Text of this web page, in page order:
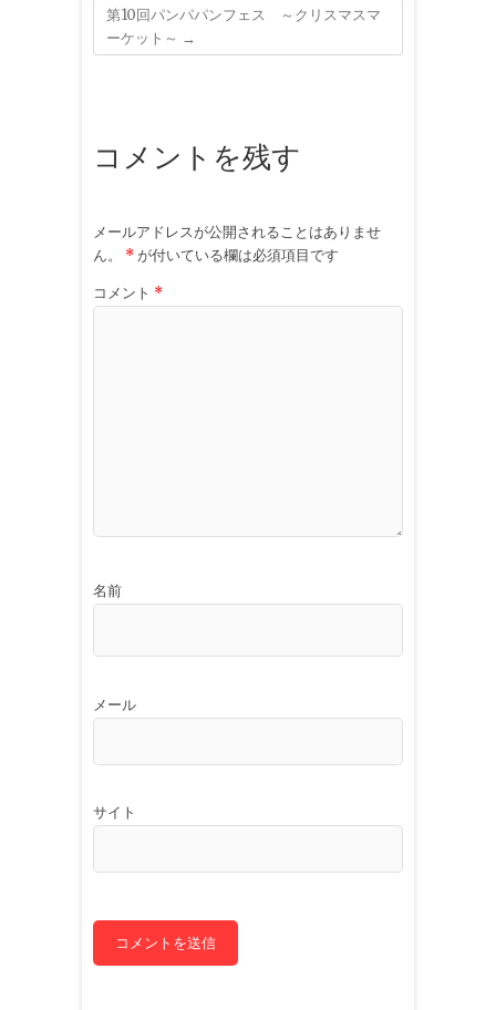
第10回パンパパンフェス ～クリスマスマ
ーケット～ →
コメントを残す
メールアドレスが公開されることはありませ
ん。
*が付いている欄は必須項目です
コメント *
名前
メール
サイト